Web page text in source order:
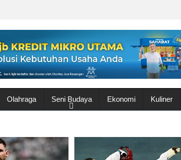
Olahraga Seni Budaya Ekonomi Kuliner